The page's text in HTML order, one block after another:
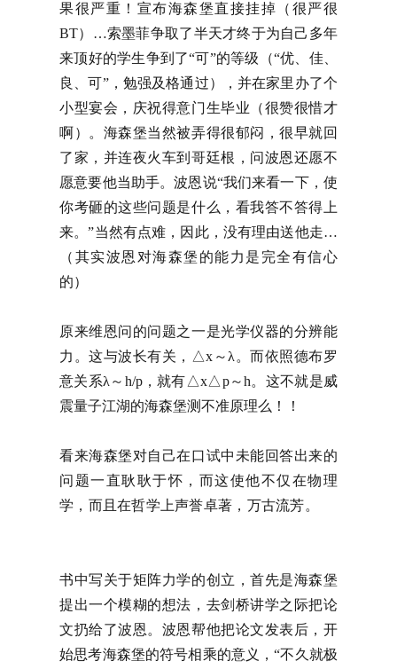
果很严重！宣布海森堡直接挂掉（很严很
BT）…索墨菲争取了半天才终于为自己多年
来顶好的学生争到了“可”的等级（“优、佳、
良、可”，勉强及格通过），并在家里办了个
小型宴会，庆祝得意门生毕业（很赞很惜才
啊）。海森堡当然被弄得很郁闷，很早就回
了家，并连夜火车到哥廷根，问波恩还愿不
愿意要他当助手。波恩说“我们来看一下，使
你考砸的这些问题是什么，看我答不答得上
来。”当然有点难，因此，没有理由送他走…
（其实波恩对海森堡的能力是完全有信心
的）
原来维恩问的问题之一是光学仪器的分辨能
力。这与波长有关，△x～λ。而依照德布罗
意关系λ～h/p，就有△x△p～h。这不就是威
震量子江湖的海森堡测不准原理么！！
看来海森堡对自己在口试中未能回答出来的
问题一直耿耿于怀，而这使他不仅在物理
学，而且在哲学上声誉卓著，万古流芳。
书中写关于矩阵力学的创立，首先是海森堡
提出一个模糊的想法，去剑桥讲学之际把论
文扔给了波恩。波恩帮他把论文发表后，开
始思考海森堡的符号相乘的意义，“不久就极